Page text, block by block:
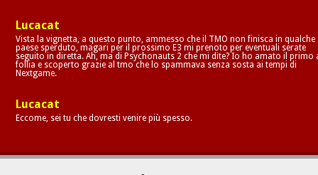
Lucacat
Vista la vignetta, a questo punto, ammesso che il TMO non finisca in qualche
paese sperduto, magari per il prossimo E3 mi prenoto per eventuali serate
seguito in diretta. Ah, ma di Psychonauts 2 che mi dite? Io ho amato il primo
follia e scoperto grazie al tmo che lo spammava senza sosta ai tempi di
Nextgame.
Lucacat
Eccome, sei tu che dovresti venire più spesso.